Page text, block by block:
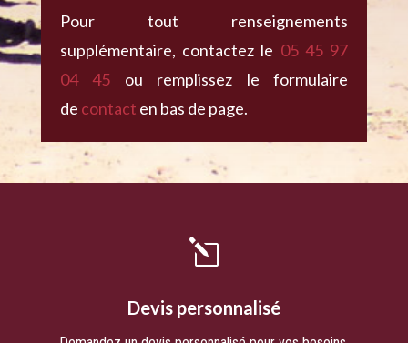
Pour tout renseignements
supplémentaire, contactez le 05 45 97
04 45 ou remplissez le formulaire
de contact en bas de page.
l
Devis personnalisé